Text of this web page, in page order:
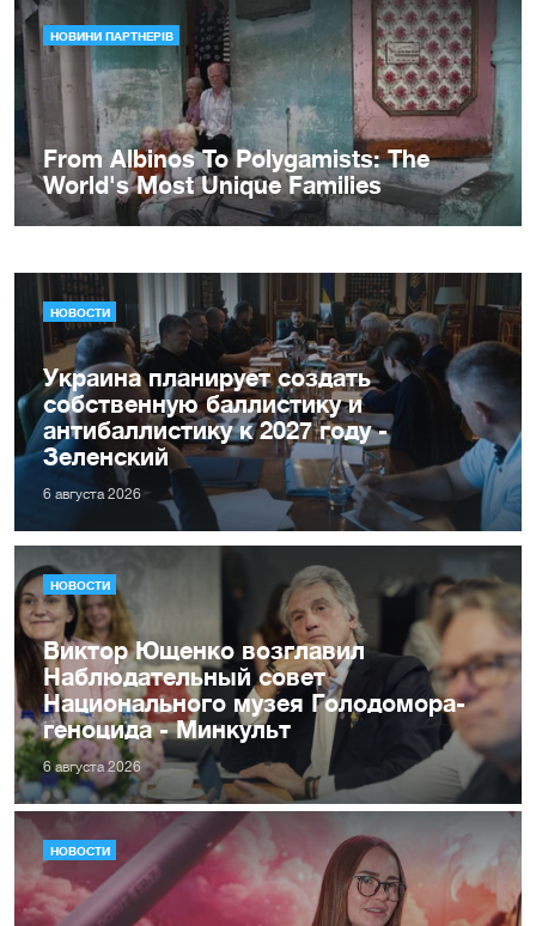
НОВОСТИ
Украина планирует создать
собственную баллистику и
антибаллистику к 2027 году -
Зеленский
6 августа 2026
НОВОСТИ
Виктор Ющенко возглавил
Наблюдательный совет
Национального музея Голодомора-
геноцида - Минкульт
6 августа 2026
НОВОСТИ